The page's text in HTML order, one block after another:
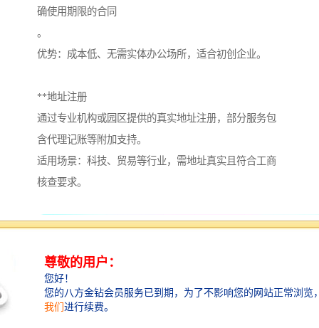
确使用期限的合同‌
。
优势：成本低、无需实体办公场所，适合初创企业。
‌**地址注册‌
通过专业机构或园区提供的真实地址注册，部分服务包
含代理记账等附加支持‌。
适用场景：科技、贸易等行业，需地址真实且符合工商
核查要求。